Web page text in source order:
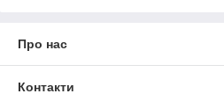
Про нас
Контакти